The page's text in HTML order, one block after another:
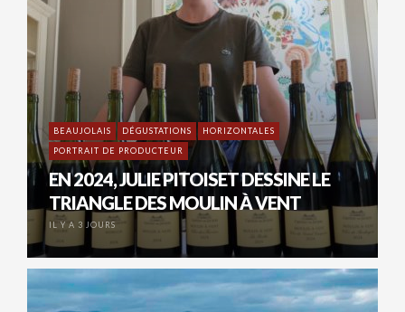
BEAUJOLAIS DÉGUSTATIONS
HORIZONTALES
PORTRAIT DE PRODUCTEUR
EN 2024, JULIE PITOISET DESSINE LE
TRIANGLE DES MOULIN À VENT
IL Y A 3 JOURS